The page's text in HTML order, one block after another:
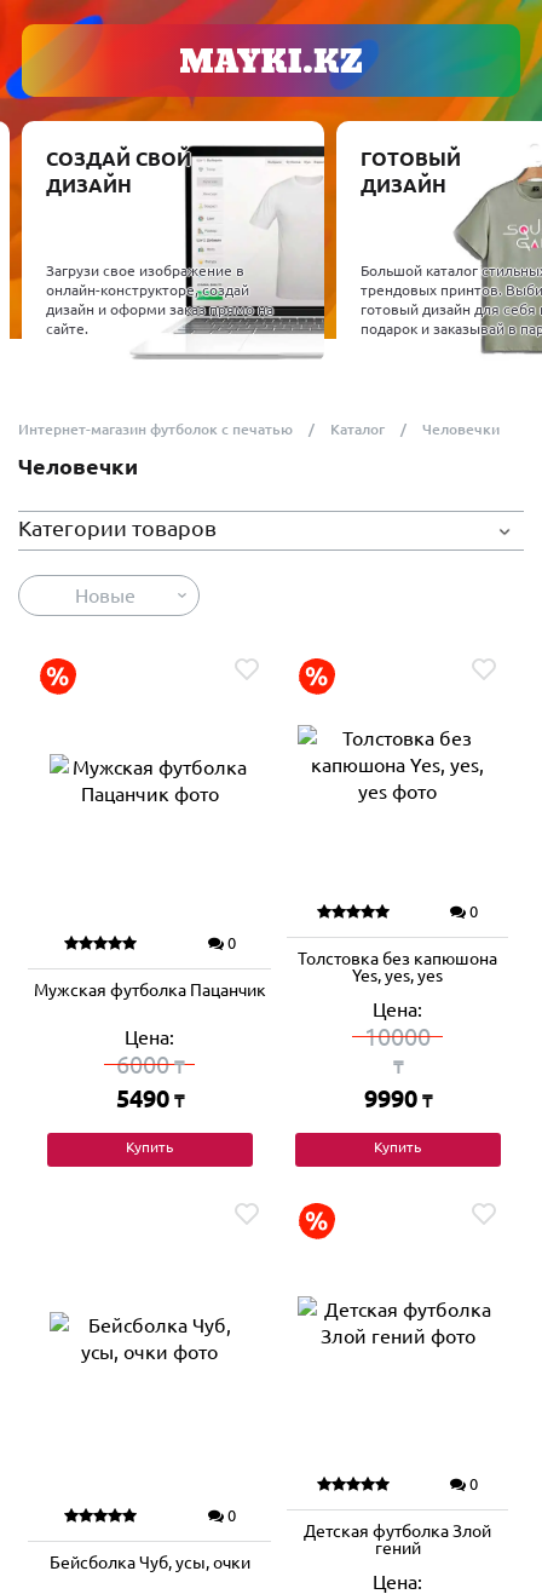
СОЗДАЙ СВОЙ
ДИЗАЙН
Загрузи свое изображение в
онлайн-конструкторе, создай
дизайн и оформи заказ прямо на
сайте.
ГОТОВЫЙ
ДИЗАЙН
Большой каталог
трендовых принтов.
готовый дизайн для себя
подарок и заказывай в
Интернет-магазин футболок с печатью Каталог Человечки
Человечки
Категории товаров
Новые
0
Мужская футболка Пацанчик
Цена:
6000₸
5490 ₸
Купить
0
Толстовка без капюшона
Yes, yes, yes
Цена:
10000
₸
9990 ₸
Купить
0
Бейсболка Чуб, усы, очки
0
Детская футболка Злой
гений
Цена: